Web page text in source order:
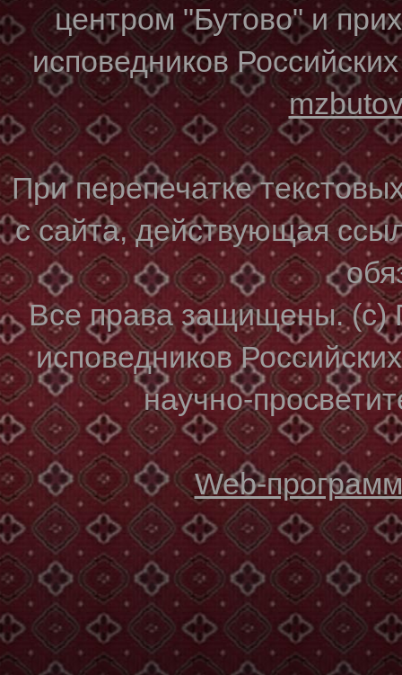
центром "Бутово" и
исповедников
При перепечатке
с сайта, действующая
Все права защищены. (с)
исповедников
научно-
Web-